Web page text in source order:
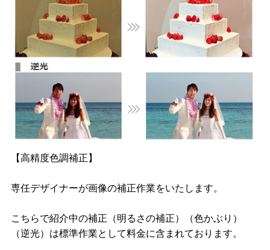
【高精度色調補正】
専任デザイナーが画像の補正作業をいたします。
こちらで紹介中の補正（明るさの補正）（色かぶり）
（逆光）は標準作業として料金に含まれております。